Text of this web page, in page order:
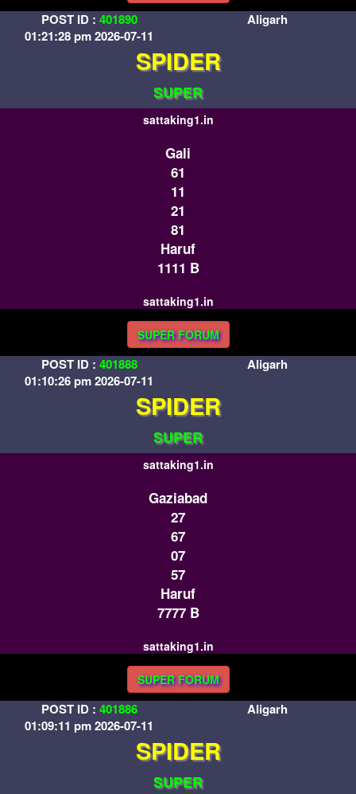
POST ID : 401890
01:21:28 pm 2026-07-11
Aligarh
SPIDER
SUPER
sattaking1.in
Gali
61
11
21
81
Haruf
1111 B
sattaking1.in
SUPER FORUM
POST ID : 401888
01:10:26 pm 2026-07-11
Aligarh
SPIDER
SUPER
sattaking1.in
Gaziabad
27
67
07
57
Haruf
7777 B
sattaking1.in
SUPER FORUM
POST ID : 401886
01:09:11 pm 2026-07-11
Aligarh
SPIDER
SUPER